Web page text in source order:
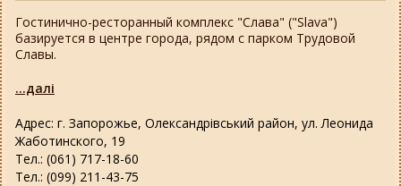
Адрес: г. Запорожье, Олександрівський район, ул. Леонида
Жаботинского, 19
Тел.: (061) 717-18-60
Тел.: (099) 211-43-75
Гостинично-ресторанный комплекс "Слава" ("Slava")
базируется в центре города, рядом с парком Трудовой
Славы.
...далі